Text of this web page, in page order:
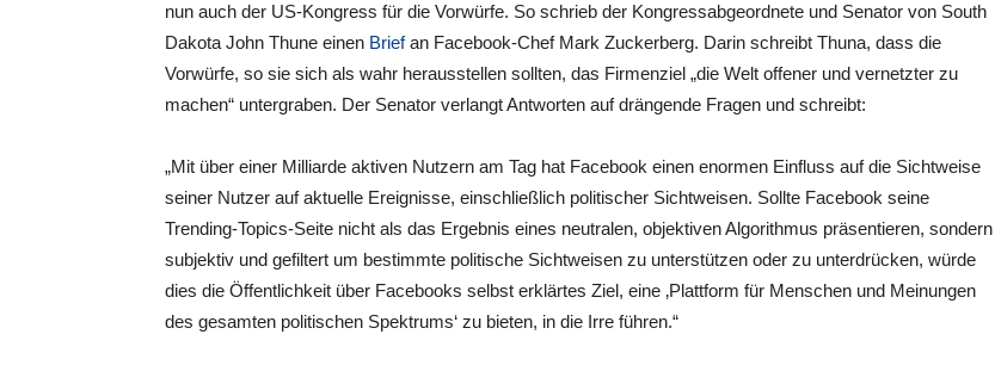
nun auch der US-Kongress für die Vorwürfe. So schrieb der Kongressabgeordnete und Senator von South
Dakota John Thune einen Briefan Facebook-Chef Mark Zuckerberg. Darin schreibt Thuna, dass die
Vorwürfe, so sie sich als wahr herausstellen sollten, das Firmenziel „die Welt offener und vernetzter zu
machen“ untergraben. Der Senator verlangt Antworten auf drängende Fragen und schreibt:
„Mit über einer Milliarde aktiven Nutzern am Tag hat Facebook einen enormen Einfluss auf die Sichtweise
seiner Nutzer auf aktuelle Ereignisse, einschließlich politischer Sichtweisen. Sollte Facebook seine
Trending-Topics-Seite nicht als das Ergebnis eines neutralen, objektiven Algorithmus präsentieren, sondern
subjektiv und gefiltert um bestimmte politische Sichtweisen zu unterstützen oder zu unterdrücken, würde
dies die Öffentlichkeit über Facebooks selbst erklärtes Ziel, eine ‚Plattform für Menschen und Meinungen
des gesamten politischen Spektrums‘ zu bieten, in die Irre führen.“